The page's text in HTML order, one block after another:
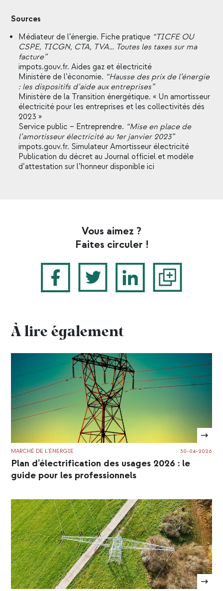
Sources
Médiateur de l’énergie. Fiche pratique “TICFEOU
CSPE, TICGN, CTA, TVA… Toutes les taxes sur ma
facture”
impots.gouv.fr.Aides gaz et électricité
Ministère de l’économie. “Haussedes prix de l’énergie
: les dispositifs d’aide aux entreprises”
Ministère de la Transition énergétique. « Un amortisseur
électricité pour les entreprises et les collectivités dès
2023 »
Service public – Entreprendre. “Miseen place de
l’amortisseur électricité au 1er janvier 2023”
impots.gouv.fr. Simulateur Amortisseur électricité
Publication du décret au Journal officiel et modèle
d’attestation sur l’honneur disponibleici
Vous aimez ?
Faites circuler !
À lire également
MARCHÉ DE L'ÉNERGIE 30-04-2026
Plan d’électrification des usages 2026 : le
guide pour les professionnels